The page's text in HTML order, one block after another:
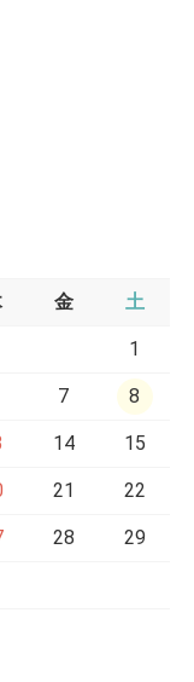
金 土
1
7 8
14 15
21 22
28 29